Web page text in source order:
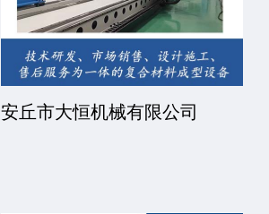
安丘市大恒机械有限公司